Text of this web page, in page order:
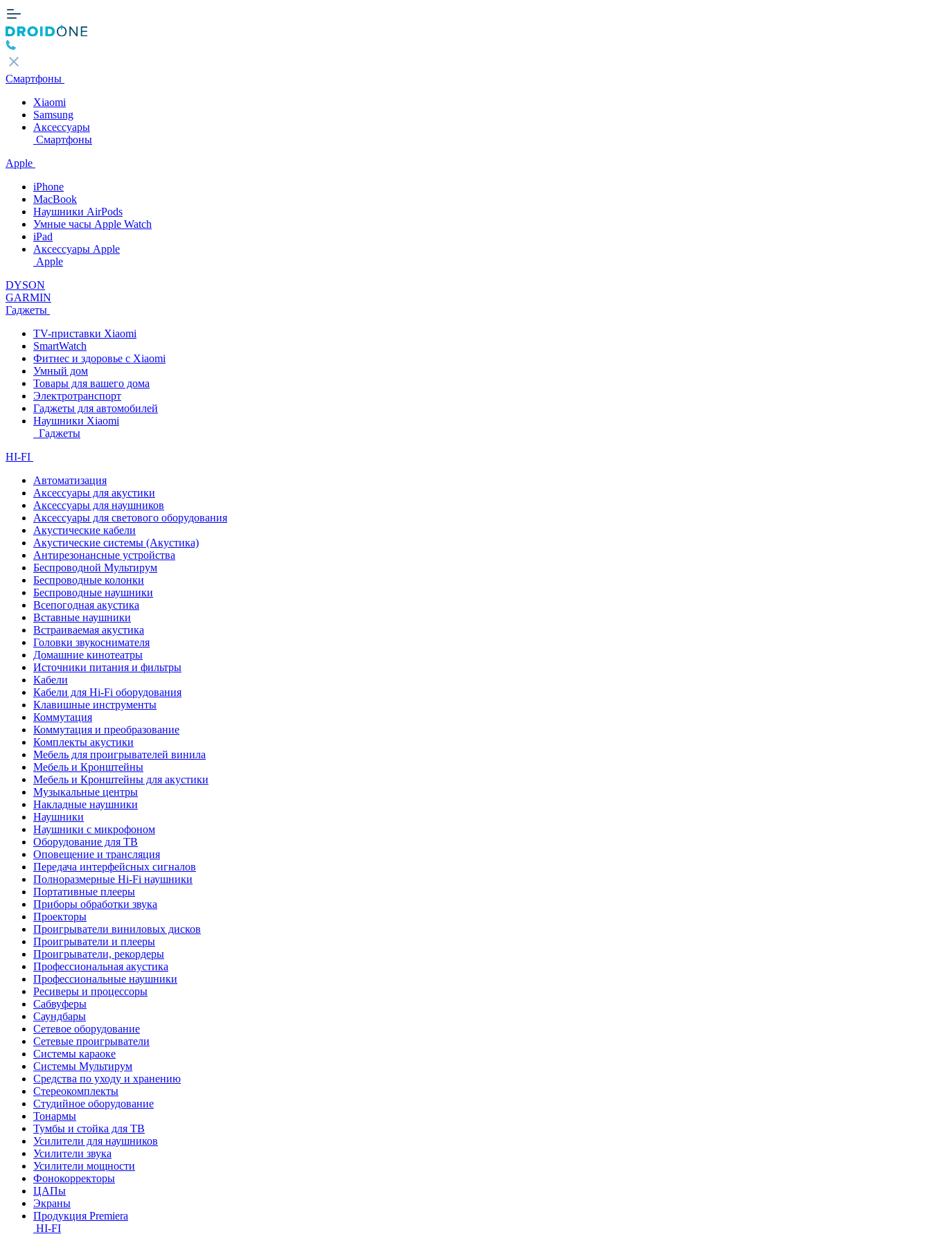
Смартфоны
Xiaomi
Samsung
Аксессуары
Смартфоны
Apple
iPhone
MacBook
Наушники AirPods
Умные часы Apple Watch
iPad
Аксессуары Apple
Apple
DYSON
GARMIN
Гаджеты
TV-приставки Xiaomi
SmartWatch
Фитнес и здоровье с Xiaomi
Умный дом
Товары для вашего дома
Электротранспорт
Гаджеты для автомобилей
Наушники Xiaomi
Гаджеты
HI-FI
Автоматизация
Аксессуары для акустики
Аксессуары для наушников
Аксессуары для светового оборудования
Акустические кабели
Акустические системы (Акустика)
Антирезонансные устройства
Беспроводной Мультирум
Беспроводные колонки
Беспроводные наушники
Всепогодная акустика
Вставные наушники
Встраиваемая акустика
Головки звукоснимателя
Домашние кинотеатры
Источники питания и фильтры
Кабели
Кабели для Hi-Fi оборудования
Клавишные инструменты
Коммутация
Коммутация и преобразование
Комплекты акустики
Мебель для проигрывателей винила
Мебель и Кронштейны
Мебель и Кронштейны для акустики
Музыкальные центры
Накладные наушники
Наушники
Наушники с микрофоном
Оборудование для ТВ
Оповещение и трансляция
Передача интерфейсных сигналов
Полноразмерные Hi-Fi наушники
Портативные плееры
Приборы обработки звука
Проекторы
Проигрыватели виниловых дисков
Проигрыватели и плееры
Проигрыватели, рекордеры
Профессиональная акустика
Профессиональные наушники
Ресиверы и процессоры
Сабвуферы
Саундбары
Сетевое оборудование
Сетевые проигрыватели
Системы караоке
Системы Мультирум
Средства по уходу и хранению
Стереокомплекты
Студийное оборудование
Тонармы
Тумбы и стойка для ТВ
Усилители для наушников
Усилители звука
Усилители мощности
Фонокорректоры
ЦАПы
Экраны
Продукция Premiera
HI-FI